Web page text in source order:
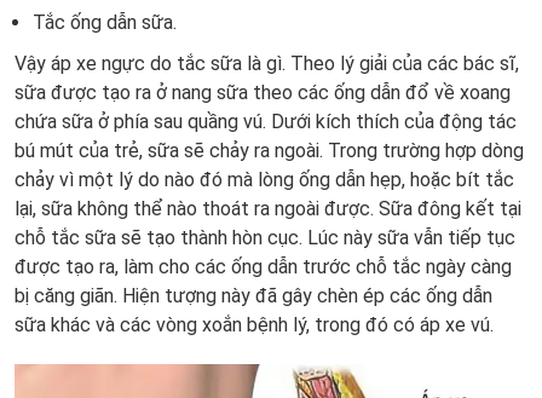
Tắc ống dẫn sữa.
Vậy áp xe ngực do tắc sữa là gì. Theo lý giải của các bác sĩ,
sữa được tạo ra ở nang sữa theo các ống dẫn đổ về xoang
chứa sữa ở phía sau quầng vú. Dưới kích thích của động tác
bú mút của trẻ, sữa sẽ chảy ra ngoài. Trong trường hợp dòng
chảy vì một lý do nào đó mà lòng ống dẫn hẹp, hoặc bít tắc
lại, sữa không thể nào thoát ra ngoài được. Sữa đông kết tại
chỗ tắc sữa sẽ tạo thành hòn cục. Lúc này sữa vẫn tiếp tục
được tạo ra, làm cho các ống dẫn trước chỗ tắc ngày càng
bị căng giãn. Hiện tượng này đã gây chèn ép các ống dẫn
sữa khác và các vòng xoắn bệnh lý, trong đó có áp xe vú.